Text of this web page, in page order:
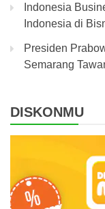
Indonesia
Indonesia di
Presiden
Semarang
DISKONMU